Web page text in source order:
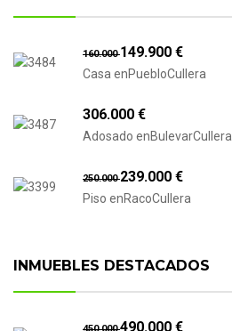
160.000149.900 €
Casa enPuebloCullera
306.000 €
Adosado enBulevarCullera
250.000239.000 €
Piso enRacoCullera
INMUEBLES DESTACADOS
490.000 €